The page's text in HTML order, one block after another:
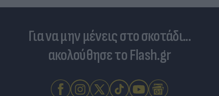
Για να μην μένεις στο σκοτάδι...
ακολούθησε το Flash.gr